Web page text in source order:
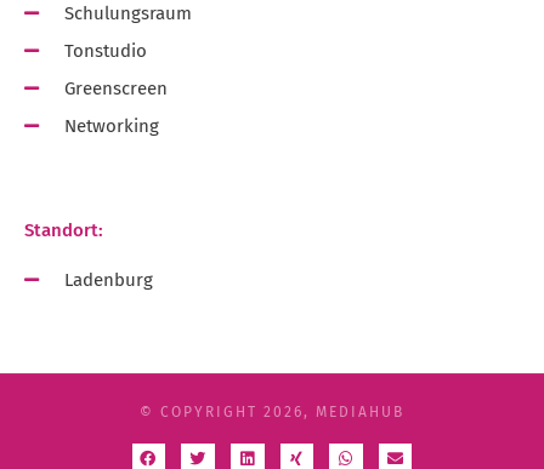
Schulungsraum
Tonstudio
Greenscreen
Networking
Standort:
Ladenburg
© COPYRIGHT 2026, MEDIAHUB